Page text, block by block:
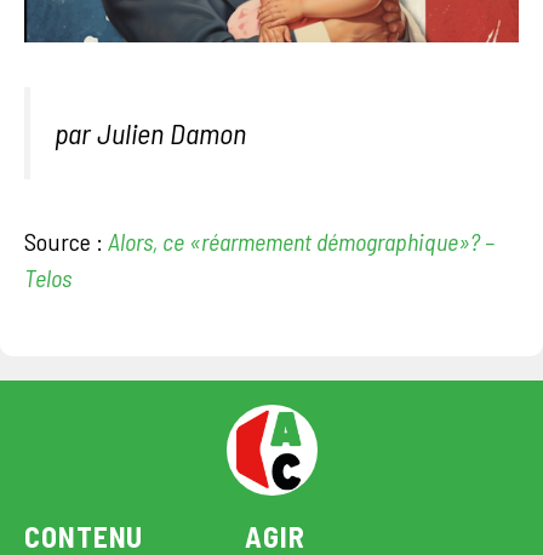
par Julien Damon
Source : Alors, ce «réarmement démographique»? –
Telos
CONTENU AGIR